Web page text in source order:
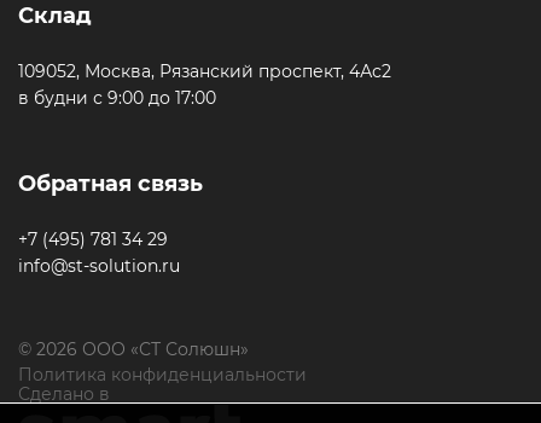
Склад
109052, Москва, Рязанский проспект, 4Ас2
в будни с 9:00 до 17:00
Обратная связь
+7 (495) 781 34 29
info@st-solution.ru
© 2026 ООО «СТ Солюшн»
Политика конфиденциальности
Сделано в